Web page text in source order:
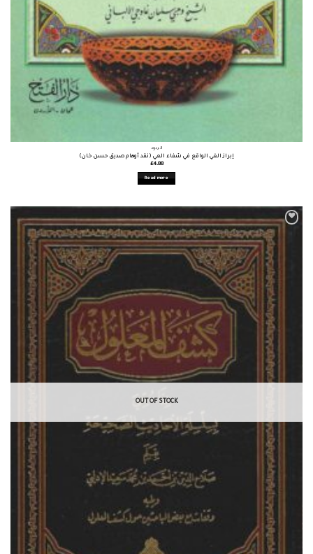
الردود
إبراز الغي الواقع في شفاء العي (نقد أوهام صديق حسن خان)
£4.88
Read more
OUT OF STOCK